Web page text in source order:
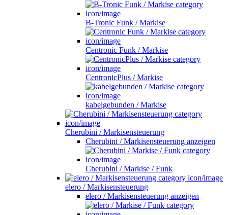
B-Tronic Funk / Markise
Centronic Funk / Markise
CentronicPlus / Markise
kabelgebunden / Markise
Cherubini / Markisensteuerung
Cherubini / Markisensteuerung anzeigen
Cherubini / Markise / Funk
elero / Markisensteuerung
elero / Markisensteuerung anzeigen